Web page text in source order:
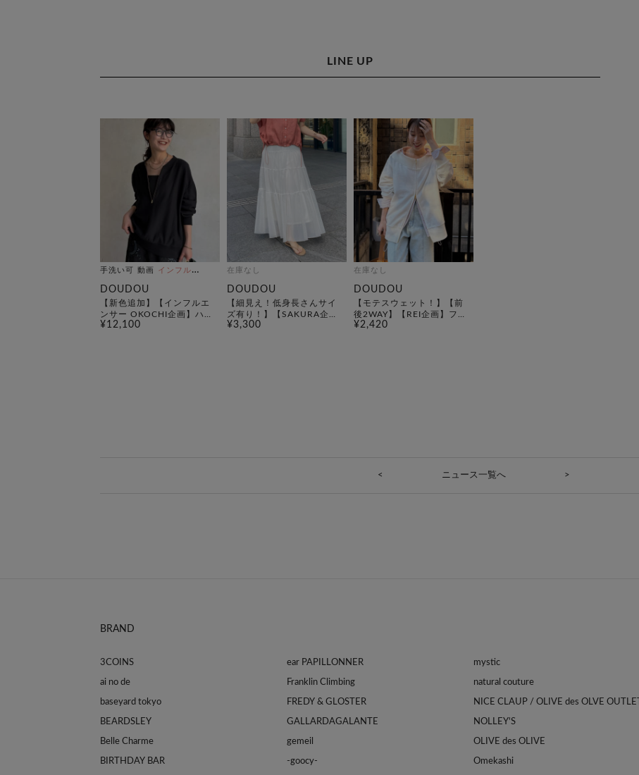
LINE UP
手洗い可 動画 インフルエンサー企画
DOUDOU
【新色追加】【インフルエ
ンサー OKOCHI企画】ハ
ーフジップスウェット
¥12,100
在庫なし
DOUDOU
【細見え！低身長さんサイ
ズ有り！】【SAKURA企
画】メッシュティアードス
¥3,300
在庫なし
DOUDOU
【モテスウェット！】【前
後2WAY】【REI企画】フ
ロントジップスウェット
¥2,420
< ニュース一覧へ >
BRAND
3COINS
ai no de
baseyard tokyo
BEARDSLEY
Belle Charme
BIRTHDAY BAR
ear PAPILLONNER
Franklin Climbing
FREDY & GLOSTER
GALLARDAGALANTE
gemeil
-goocy-
mystic
natural couture
NICE CLAUP / OLIVE des OLVE OUTLET
NOLLEY'S
OLIVE des OLIVE
Omekashi